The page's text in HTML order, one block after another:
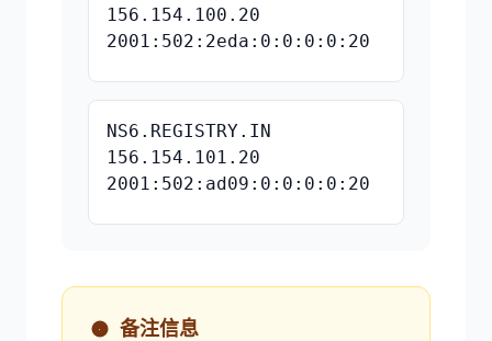
156.154.100.20
2001:502:2eda:0:0:0:0:20
NS6.REGISTRY.IN
156.154.101.20
2001:502:ad09:0:0:0:0:20
备注信息